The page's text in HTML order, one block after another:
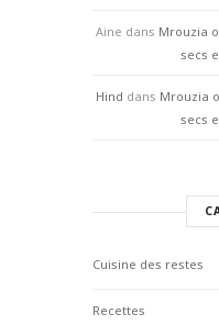
Aine dans Mrouzia
secs
Hind dans Mrouzia
secs
Cuisine des restes
Recettes